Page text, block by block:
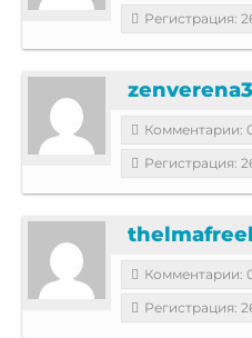
Регистрация:
Комментарии:
Регистрация:
Комментарии:
Регистрация: